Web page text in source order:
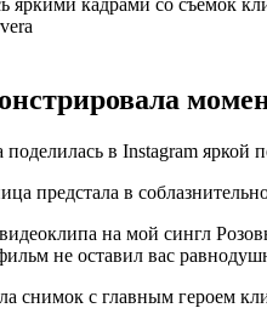
в Instagram яркой
предстала в
на мой сингл
не оставил вас
снимок с главным героем